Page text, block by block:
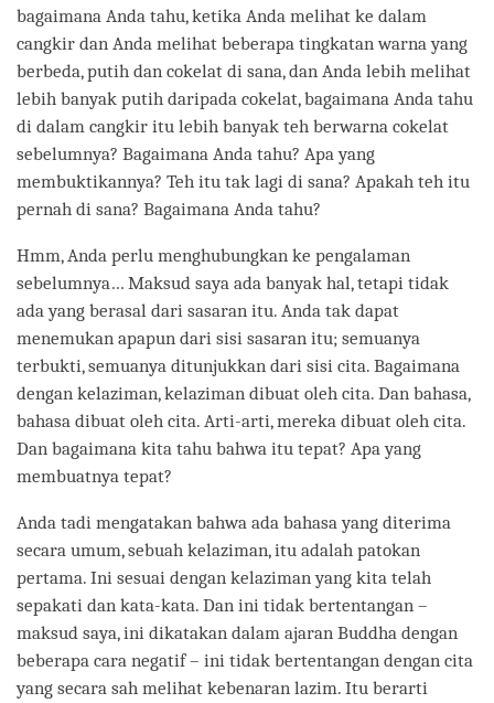
bagaimana Anda tahu, ketika Anda melihat ke dalam
cangkir dan Anda melihat beberapa tingkatan warna yang
berbeda, putih dan cokelat di sana, dan Anda lebih melihat
lebih banyak putih daripada cokelat, bagaimana Anda tahu
di dalam cangkir itu lebih banyak teh berwarna cokelat
sebelumnya? Bagaimana Anda tahu? Apa yang
membuktikannya? Teh itu tak lagi di sana? Apakah teh itu
pernah di sana? Bagaimana Anda tahu?
Hmm, Anda perlu menghubungkan ke pengalaman
sebelumnya… Maksud saya ada banyak hal, tetapi tidak
ada yang berasal dari sasaran itu. Anda tak dapat
menemukan apapun dari sisi sasaran itu; semuanya
terbukti, semuanya ditunjukkan dari sisi cita. Bagaimana
dengan kelaziman, kelaziman dibuat oleh cita. Dan bahasa,
bahasa dibuat oleh cita. Arti-arti, mereka dibuat oleh cita.
Dan bagaimana kita tahu bahwa itu tepat? Apa yang
membuatnya tepat?
Anda tadi mengatakan bahwa ada bahasa yang diterima
secara umum, sebuah kelaziman, itu adalah patokan
pertama. Ini sesuai dengan kelaziman yang kita telah
sepakati dan kata-kata. Dan ini tidak bertentangan –
maksud saya, ini dikatakan dalam ajaran Buddha dengan
beberapa cara negatif – ini tidak bertentangan dengan cita
yang secara sah melihat kebenaran lazim. Itu berarti